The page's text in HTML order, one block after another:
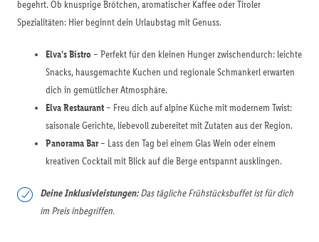
begehrt. Ob knusprige Brötchen, aromatischer Kaffee oder Tiroler
Spezialitäten: Hier beginnt dein Urlaubstag mit Genuss.
Elva’s Bistro – Perfekt für den kleinen Hunger zwischendurch: leichte
Snacks, hausgemachte Kuchen und regionale Schmankerl erwarten
dich in gemütlicher Atmosphäre.
Elva Restaurant – Freu dich auf alpine Küche mit modernem Twist:
saisonale Gerichte, liebevoll zubereitet mit Zutaten aus der Region.
Panorama Bar– Lass den Tag bei einem Glas Wein oder einem
kreativen Cocktail mit Blick auf die Berge entspannt ausklingen.
Deine Inklusivleistungen:Das tägliche Frühstücksbuffet ist für dich
im Preis inbegriffen.